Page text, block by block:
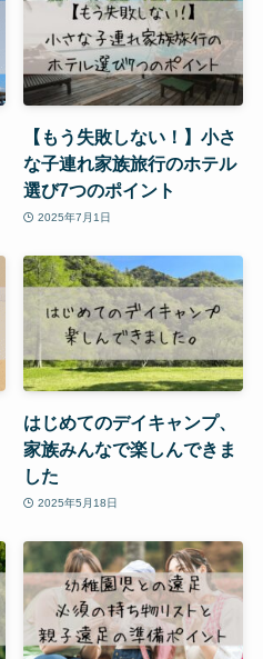
【もう失敗しない！】小さ
な子連れ家族旅行のホテル
選び7つのポイント
2025年7月1日
はじめてのデイキャンプ、
家族みんなで楽しんできま
した
2025年5月18日